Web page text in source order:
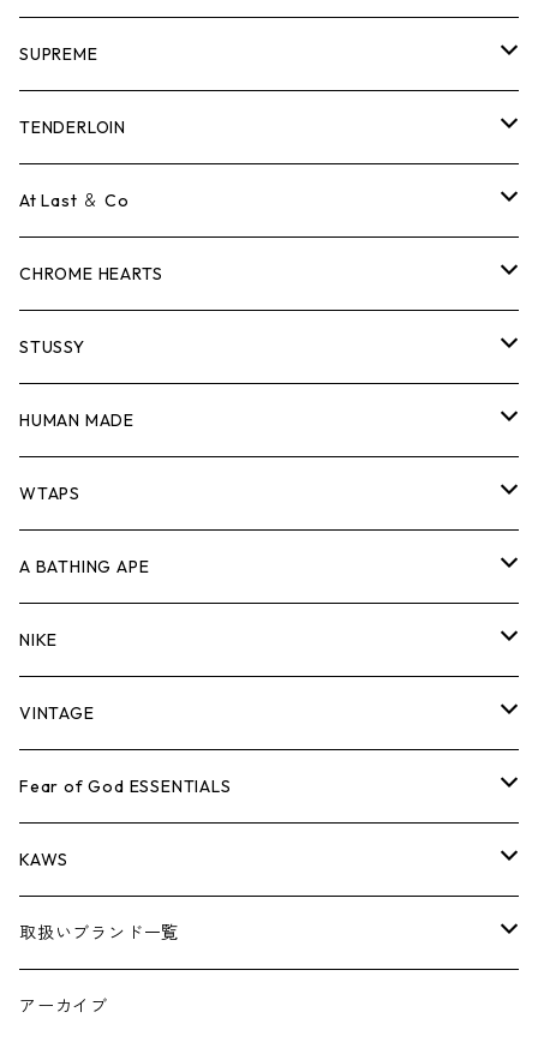
SUPREME
Tシャツ
ロンTEE
スウェット/ニット
シャツ
ジャケット
パンツ
キャップ・ハット
バッグ
シューズ
小物
コラボレーション
×THE NORTH FACE
×COMME des GARCONS
シーズンアイテム
26SS
BOX LOGOアイテム
TENDERLOIN
Tシャツ
ロンTEE
スウェット/ニット
シャツ
ジャケット
パンツ
キャップ・ハット
バッグ
シューズ
小物
At Last ＆ Co
Tシャツ
ロンTEE
スウェット/ニット
シャツ
ジャケット
パンツ
キャップ・ハット
バッグ
シューズ
小物
CHROME HEARTS
Tシャツ
ロンTEE
スウェット/ニット
シャツ
ジャケット
パンツ
キャップ・ハット
バッグ
シューズ
小物
STUSSY
Tシャツ
ロンTEE
スウェット/ニット
シャツ
ジャケット
パンツ
キャップ・ハット
バッグ
シューズ
HUMAN MADE
Tシャツ
ロンT
スウェット/ニット
シャツ
ジャケット
パンツ
キャップ
バッグ
WTAPS
Tシャツ
ロンTEE
スウェット/ニット
シャツ
ジャケット
パンツ
キャップ・ハット
A BATHING APE
Tシャツ
ロンTEE
スウェット/ニット
シャツ
ジャケット
パンツ
NIKE
シューズ
AIR JORDAN 1
AIR JORDAN 3
アパレル・小物
VINTAGE
Tシャツ
ロンTEE
スウェット/ニット
ジャケット
Fear of God ESSENTIALS
Tシャツ
ロンTEE
スウェット/ニット
KAWS
アパレル
小物
取扱いブランド一覧
A
アーカイブ